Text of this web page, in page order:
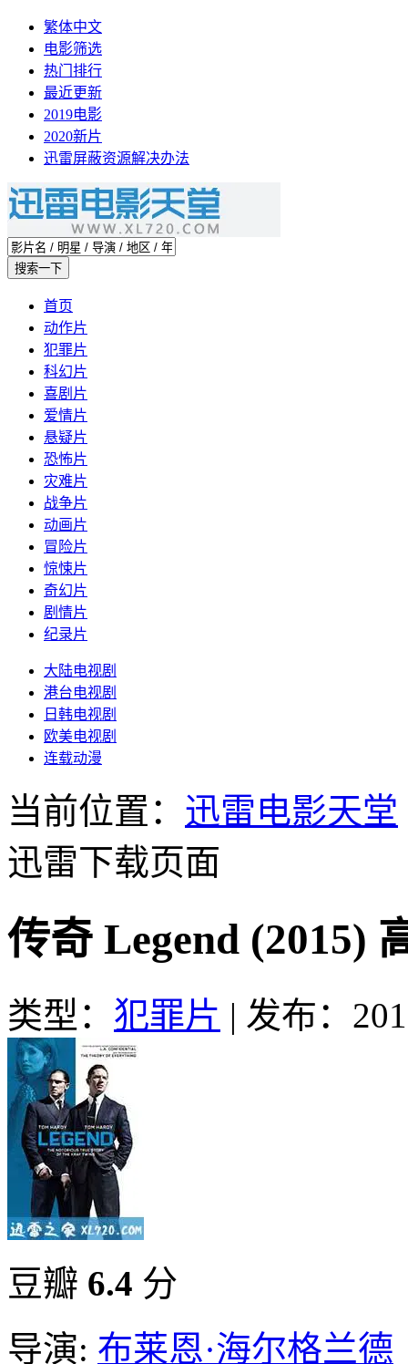
繁体中文
电影筛选
热门排行
最近更新
2019电影
2020新片
迅雷屏蔽资源解决办法
首页
动作片
犯罪片
科幻片
喜剧片
爱情片
悬疑片
恐怖片
灾难片
战争片
动画片
冒险片
惊悚片
奇幻片
剧情片
纪录片
大陆电视剧
港台电视剧
日韩电视剧
欧美电视剧
连载动漫
当前位置： 迅雷电影天堂
迅雷下载页面
传奇 Legend (2015)
类型： 犯罪片 | 发布：
豆瓣 6.4 分
导演: 布莱恩·海尔格兰德